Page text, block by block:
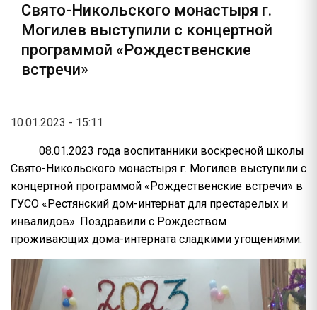
Свято-Никольского монастыря г.
Могилев выступили с концертной
программой «Рождественские
встречи»
10.01.2023 - 15:11
08.01.2023 года воспитанники воскресной школы
Свято-Никольского монастыря г. Могилев выступили с
концертной программой «Рождественские встречи» в
ГУСО «Рестянский дом-интернат для престарелых и
инвалидов». Поздравили с Рождеством
проживающих дома-интерната сладкими угощениями.